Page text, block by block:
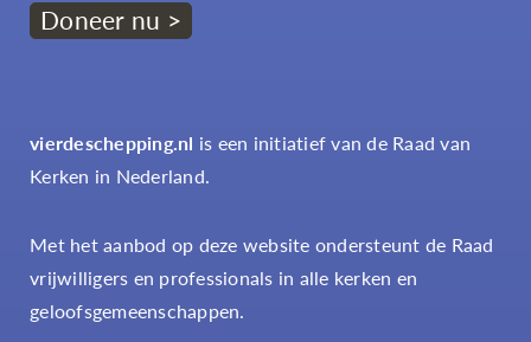
Doneer nu >
vierdeschepping.nl is een initiatief van de Raad van
Kerken in Nederland.
Met het aanbod op deze website ondersteunt de Raad
vrijwilligers en professionals in alle kerken en
geloofsgemeenschappen.